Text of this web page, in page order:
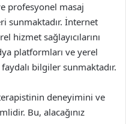
profesyonel masaj
sunmaktadır. İnternet
hizmet sağlayıcılarını
platformları ve yerel
bilgiler sunmaktadır.
deneyimini ve
Bu, alacağınız